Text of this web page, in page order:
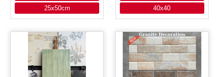
25x50cm
40x40